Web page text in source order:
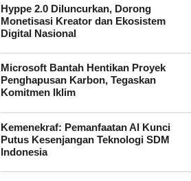
Hyppe 2.0 Diluncurkan, Dorong
Monetisasi Kreator dan Ekosistem
Digital Nasional
Microsoft Bantah Hentikan Proyek
Penghapusan Karbon, Tegaskan
Komitmen Iklim
Kemenekraf: Pemanfaatan AI Kunci
Putus Kesenjangan Teknologi SDM
Indonesia